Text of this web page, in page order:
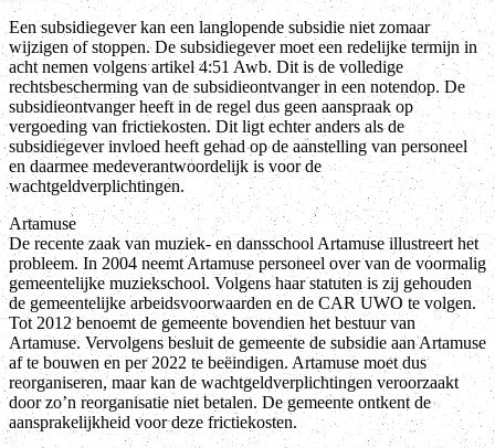
Een subsidiegever kan een langlopende subsidie niet zomaar
wijzigen of stoppen. De subsidiegever moet een redelijke termijn in
acht nemen volgens artikel 4:51 Awb. Dit is de volledige
rechtsbescherming van de subsidieontvanger in een notendop. De
subsidieontvanger heeft in de regel dus geen aanspraak op
vergoeding van frictiekosten. Dit ligt echter anders als de
subsidiegever invloed heeft gehad op de aanstelling van personeel
en daarmee medeverantwoordelijk is voor de
wachtgeldverplichtingen.
Artamuse
De recente zaak van muziek- en dansschool Artamuse illustreert het
probleem. In 2004 neemt Artamuse personeel over van de voormalig
gemeentelijke muziekschool. Volgens haar statuten is zij gehouden
de gemeentelijke arbeidsvoorwaarden en de CAR UWO te volgen.
Tot 2012 benoemt de gemeente bovendien het bestuur van
Artamuse. Vervolgens besluit de gemeente de subsidie aan Artamuse
af te bouwen en per 2022 te beëindigen. Artamuse moet dus
reorganiseren, maar kan de wachtgeldverplichtingen veroorzaakt
door zo’n reorganisatie niet betalen. De gemeente ontkent de
aansprakelijkheid voor deze frictiekosten.